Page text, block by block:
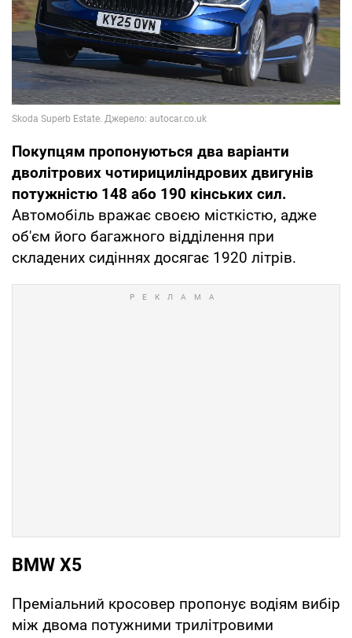
Покупцям пропонуються два варіанти
дволітрових чотирициліндрових двигунів
потужністю 148 або 190 кінських сил.
Автомобіль вражає своєю місткістю, адже
об'єм його багажного відділення при
складених сидіннях досягає 1920 літрів.
BMW X5
Преміальний кросовер пропонує водіям вибір
між двома потужними трилітровими